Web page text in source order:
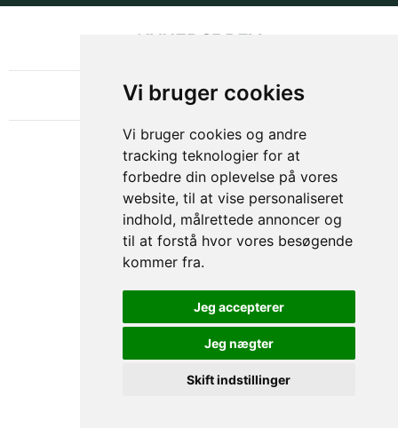
Vi bruger cookies
Vi bruger cookies og andre
tracking teknologier for at
forbedre din oplevelse på vores
website, til at vise personaliseret
indhold, målrettede annoncer og
til at forstå hvor vores besøgende
kommer fra.
Jeg accepterer
Jeg nægter
Skift indstillinger
NYHEDSBREV
OM GAMECHANGER